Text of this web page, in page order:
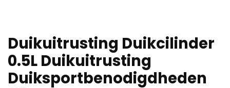
Duikuitrusting Duikcilinder
0.5L Duikuitrusting
Duiksportbenodigdheden